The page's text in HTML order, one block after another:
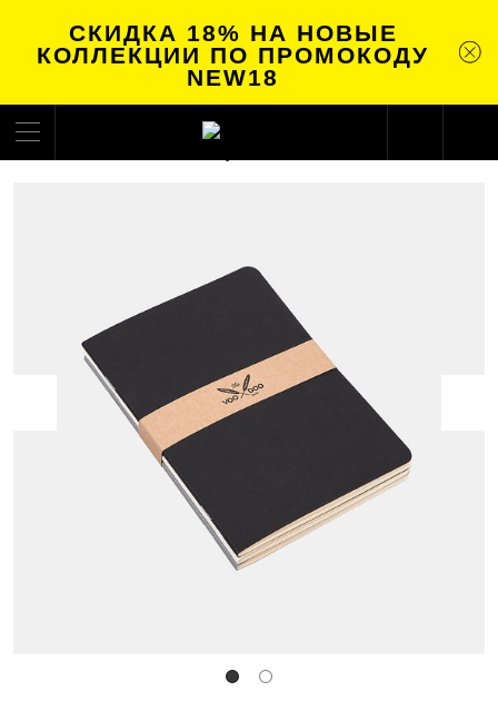
СКИДКА 18% НА НОВЫЕ
КОЛЛЕКЦИИ ПО ПРОМОКОДУ
NEW18